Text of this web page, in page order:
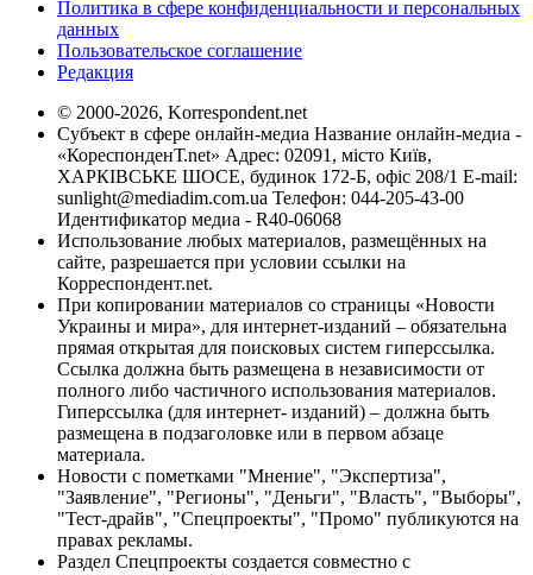
Политика в сфере конфиденциальности и персональных
данных
Пользовательское соглашение
Редакция
© 2000-2026, Korrespondent.net
Субъект в сфере онлайн-медиа Название онлайн-медиа -
«КореспонденТ.net» Адрес: 02091, місто Київ,
ХАРКІВСЬКЕ ШОСЕ, будинок 172-Б, офіс 208/1 E-mail:
sunlight@mediadim.com.ua Телефон: 044-205-43-00
Идентификатор медиа - R40-06068
Использование любых материалов, размещённых на
сайте, разрешается при условии ссылки на
Корреспондент.net.
При копировании материалов со страницы «Новости
Украины и мира», для интернет-изданий – обязательна
прямая открытая для поисковых систем гиперссылка.
Ссылка должна быть размещена в независимости от
полного либо частичного использования материалов.
Гиперссылка (для интернет- изданий) – должна быть
размещена в подзаголовке или в первом абзаце
материала.
Новости с пометками "Мнение", "Экспертиза",
"Заявление", "Регионы", "Деньги", "Власть", "Выборы",
"Тест-драйв", "Спецпроекты", "Промо" публикуются на
правах рекламы.
Раздел Спецпроекты создается совместно с